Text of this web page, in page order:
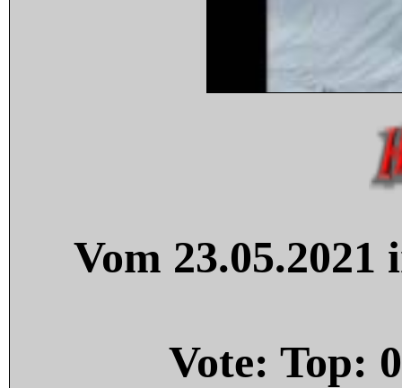
Vom
Vote: Top: 0